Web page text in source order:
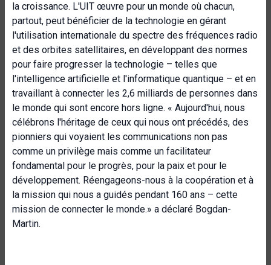
la croissance. L'UIT œuvre pour un monde où chacun,
partout, peut bénéficier de la technologie en gérant
l'utilisation internationale du spectre des fréquences radio
et des orbites satellitaires, en développant des normes
pour faire progresser la technologie – telles que
l'intelligence artificielle et l'informatique quantique – et en
travaillant à connecter les 2,6 milliards de personnes dans
le monde qui sont encore hors ligne. « Aujourd'hui, nous
célébrons l'héritage de ceux qui nous ont précédés, des
pionniers qui voyaient les communications non pas
comme un privilège mais comme un facilitateur
fondamental pour le progrès, pour la paix et pour le
développement. Réengageons-nous à la coopération et à
la mission qui nous a guidés pendant 160 ans – cette
mission de connecter le monde.» a déclaré Bogdan-
Martin.